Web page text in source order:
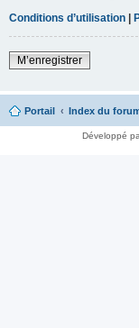
Conditions d’utilisation |
M’enregistrer
Portail Index du
Développé